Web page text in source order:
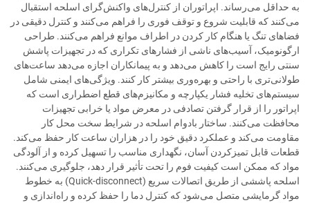
به حداقل می‌رساند. اپراتوران از کنترل‌های واکنش‌گرای اسلحه استقبال
می‌کنند که قابلیت شروع و توقف فوری را فراهم می‌کنند و کنترل دقیقی در
فضاهای تنگ یا هنگام کار کردن در اطراف موانع فراهم می‌کنند. طراحی
ارگونومیک، آسیب‌های ناشی از فشارهای تکراری که در تجهیزات پاشش
سنتی رایج است را کاهش می‌دهد و به پیمانکاران اجازه می‌دهد ساعت‌های
طولانی‌تری با راحتی و بهره‌وری بیشتر کار کنند. ویژگی‌های ایمنی شامل
سیستم‌های تخلیه فشار یکپارچه و مکانیزم‌های قطع اضطراری است که
اپراتور را از قرار گرفتن تصادفی در معرض مواد یا خرابی تجهیزات
محافظت می‌کنند. ساختار بادوام اسلحه در شرایط سخت محل کار
مقاومت می‌کند و عملکرد دقیق خود را در هزاران ساعت کار حفظ می‌کند.
قطعات قابل تمیز‌کردن آسان، نگهداری مناسب را تسهیل کرده و از آلودگی
مواد که ممکن است کیفیت فوم را تحت تأثیر قرار دهد، جلوگیری می‌کنند.
اسلحه پاششی از طریق اتصالات سریع (Quick-disconnect) به خطوط
مواد گرمایشی متصل می‌شود که کنترل دما را حفظ کرده و راه‌اندازی و